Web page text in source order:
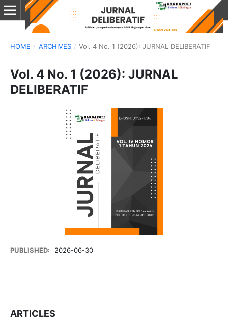
HOME / ARCHIVES / Vol. 4 No. 1 (2026): JURNAL DELIBERATIF
Vol. 4 No. 1 (2026): JURNAL
DELIBERATIF
PUBLISHED: 2026-06-30
ARTICLES